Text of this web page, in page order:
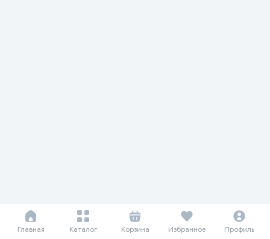
Главная Каталог Корзина Избранное Профиль